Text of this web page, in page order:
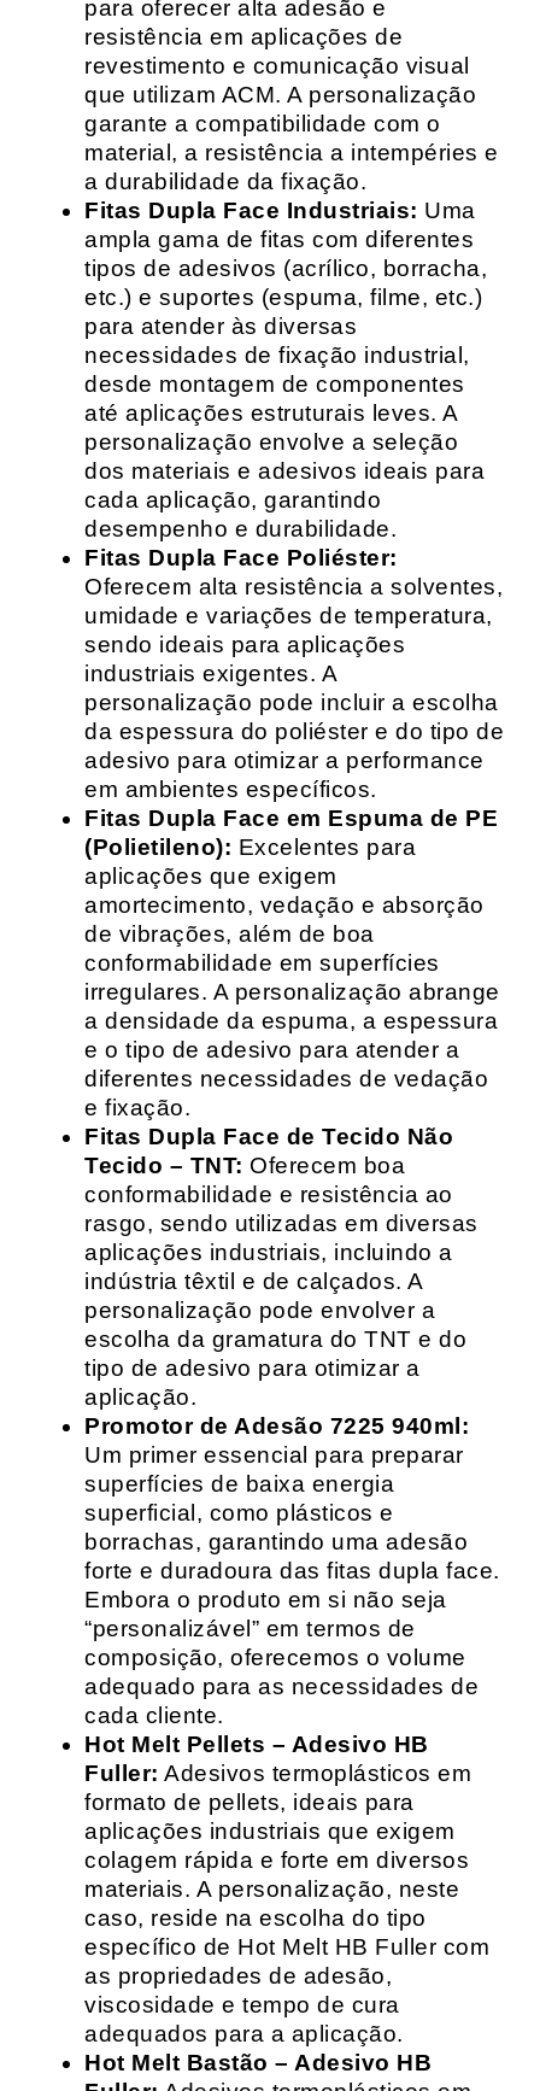
para oferecer alta adesão e
resistência em aplicações de
revestimento e comunicação visual
que utilizam ACM. A personalização
garante a compatibilidade com o
material, a resistência a intempéries e
a durabilidade da fixação.
Fitas Dupla Face Industriais: Uma
ampla gama de fitas com diferentes
tipos de adesivos (acrílico, borracha,
etc.) e suportes (espuma, filme, etc.)
para atender às diversas
necessidades de fixação industrial,
desde montagem de componentes
até aplicações estruturais leves. A
personalização envolve a seleção
dos materiais e adesivos ideais para
cada aplicação, garantindo
desempenho e durabilidade.
Fitas Dupla Face Poliéster:
Oferecem alta resistência a solventes,
umidade e variações de temperatura,
sendo ideais para aplicações
industriais exigentes. A
personalização pode incluir a escolha
da espessura do poliéster e do tipo de
adesivo para otimizar a performance
em ambientes específicos.
Fitas Dupla Face em Espuma de PE
(Polietileno): Excelentes para
aplicações que exigem
amortecimento, vedação e absorção
de vibrações, além de boa
conformabilidade em superfícies
irregulares. A personalização abrange
a densidade da espuma, a espessura
e o tipo de adesivo para atender a
diferentes necessidades de vedação
e fixação.
Fitas Dupla Face de Tecido Não
Tecido – TNT: Oferecem boa
conformabilidade e resistência ao
rasgo, sendo utilizadas em diversas
aplicações industriais, incluindo a
indústria têxtil e de calçados. A
personalização pode envolver a
escolha da gramatura do TNT e do
tipo de adesivo para otimizar a
aplicação.
Promotor de Adesão 7225 940ml:
Um primer essencial para preparar
superfícies de baixa energia
superficial, como plásticos e
borrachas, garantindo uma adesão
forte e duradoura das fitas dupla face.
Embora o produto em si não seja
“personalizável” em termos de
composição, oferecemos o volume
adequado para as necessidades de
cada cliente.
Hot Melt Pellets – Adesivo HB
Fuller: Adesivos termoplásticos em
formato de pellets, ideais para
aplicações industriais que exigem
colagem rápida e forte em diversos
materiais. A personalização, neste
caso, reside na escolha do tipo
específico de Hot Melt HB Fuller com
as propriedades de adesão,
viscosidade e tempo de cura
adequados para a aplicação.
Hot Melt Bastão – Adesivo HB